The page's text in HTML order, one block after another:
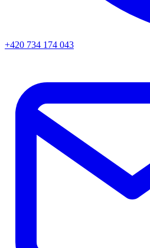
+420 734 174 043